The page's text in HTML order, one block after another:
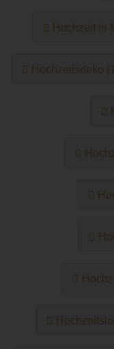
Hochzeit in
Hochzeitsdeko